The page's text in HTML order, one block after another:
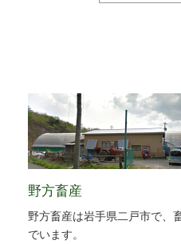
野方畜産
野方畜産は岩手県二戸市で、
でいます。